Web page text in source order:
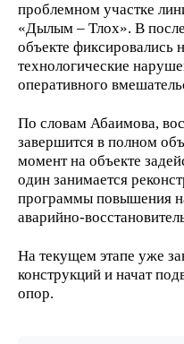
проблемном участке
«Дылым – Тлох». В
объекте фиксировались
технологические
оперативного
По словам Абаимова,
завершится в полном
момент на объекте
один занимается
программы повышения
аварийно-
На текущем этапе уже
конструкций и начат
опор.